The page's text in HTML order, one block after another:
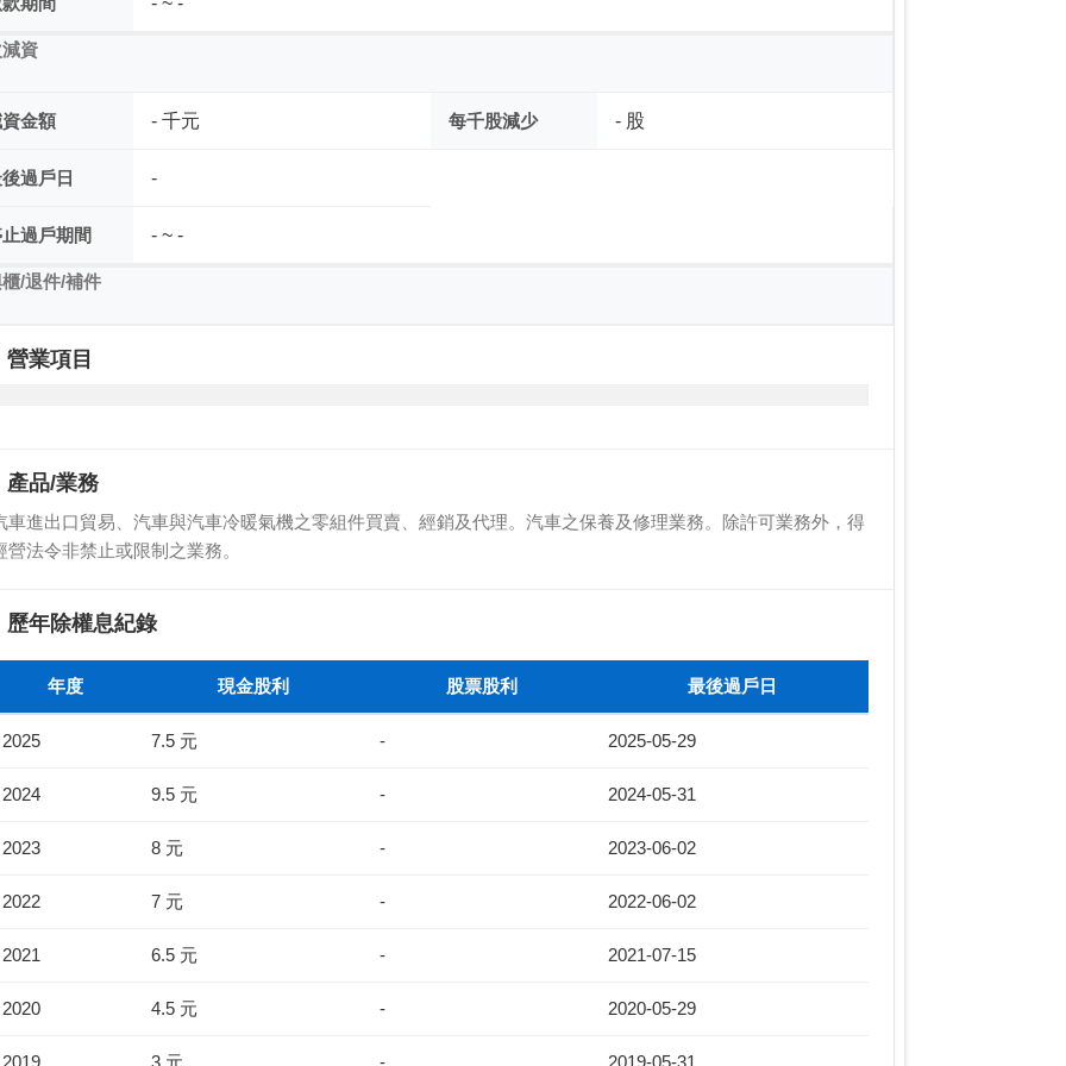
資
金額 - 千元 每千股減少 - 股
過戶日 -
過戶期間 - ~ -
/退件/補件
營業項目
產品/業務
車進出口貿易、汽車與汽車冷暖氣機之零組件買賣、經銷及代理。汽車之保養及修理業務。除許可業務外，得
營法令非禁止或限制之業務。
歷年除權息紀錄
年度 現金股利 股票股利 最後過戶日
2025 7.5 元 - 2025-05-29
2024 9.5 元 - 2024-05-31
2023 8 元 - 2023-06-02
2022 7 元 - 2022-06-02
2021 6.5 元 - 2021-07-15
2020 4.5 元 - 2020-05-29